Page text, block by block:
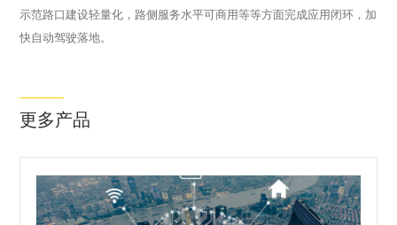
示范路口建设轻量化，路侧服务水平可商用等等方面完成应用闭环，加
快自动驾驶落地。
更多产品